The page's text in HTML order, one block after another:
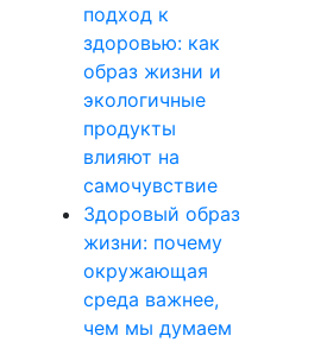
подход к
здоровью: как
образ жизни и
экологичные
продукты
влияют на
самочувствие
Здоровый образ
жизни: почему
окружающая
среда важнее,
чем мы думаем